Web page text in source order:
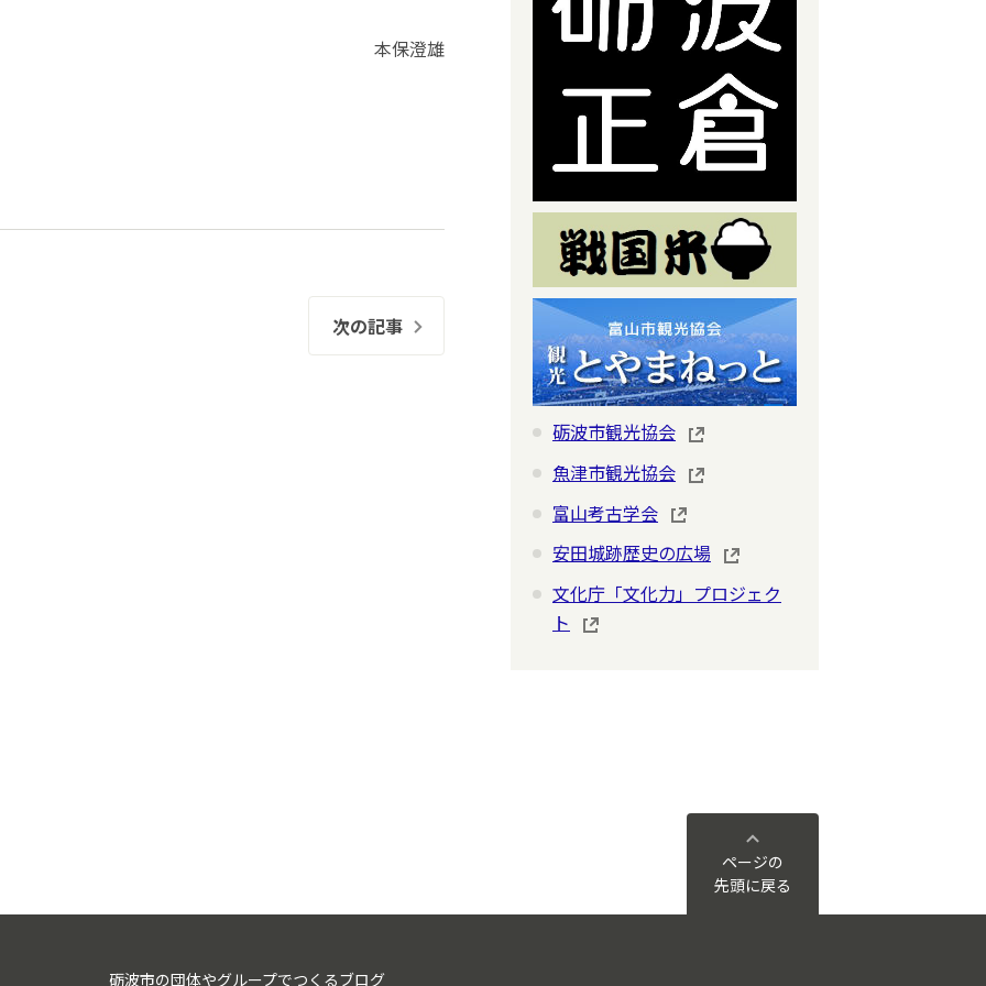
本保澄雄
次の記事
砺波市観光協会
魚津市観光協会
富山考古学会
安田城跡歴史の広場
文化庁「文化力」プロジェク
ト
ページの
先頭に戻る
砺波市の団体やグループでつくるブログ